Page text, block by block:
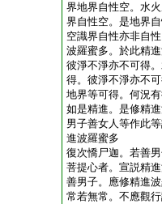
界地界自性空。水
界自性空。是地界
空識界自性亦非自
波羅蜜多。於此精
彼淨不淨亦不可得
得。彼淨不淨亦不
地界等可得。何況
如是精進。是修精
男子善女人等作此
進波羅蜜多
復次憍尸迦。若善
菩提心者。宣説精
善男子。應修精進
常若無常。不應觀